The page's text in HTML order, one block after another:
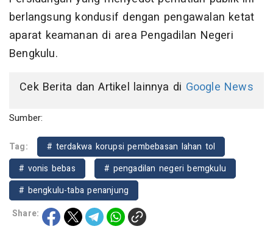
berlangsung kondusif dengan pengawalan ketat
aparat keamanan di area Pengadilan Negeri
Bengkulu.
Cek Berita dan Artikel lainnya di Google News
Sumber:
Tag:
# terdakwa korupsi pembebasan lahan tol
# vonis bebas
# pengadilan negeri bemgkulu
# bengkulu-taba penanjung
Share: